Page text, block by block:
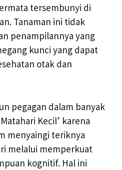
tersembunyi di
Tanaman ini tidak
penampilannya yang
kunci yang dapat
otak dan
pegagan dalam banyak
Kecil’ karena
menyaingi teriknya
melalui memperkuat
kognitif. Hal ini